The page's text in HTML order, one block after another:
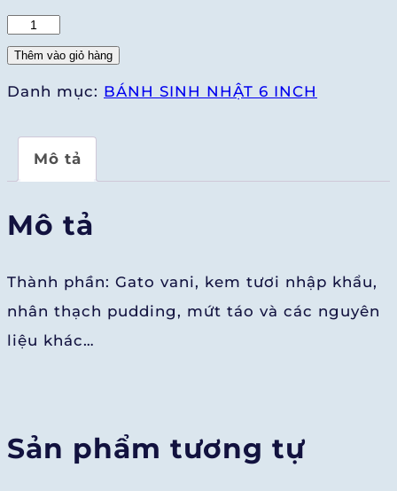
Endless
Love
6"
lượng
Thêm vào giỏ hàng
Danh mục: BÁNH SINH NHẬT 6 INCH
Mô tả
Mô tả
Thành phần: Gato vani, kem tươi nhập khẩu,
nhân thạch pudding, mứt táo và các nguyên
liệu khác…
Sản phẩm tương tự